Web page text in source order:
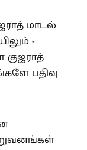
மாடல்
-
பதிவு